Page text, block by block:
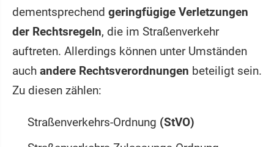
dementsprechend geringfügige Verletzungen
der Rechtsregeln, die im Straßenverkehr
auftreten. Allerdings können unter Umständen
auch andere Rechtsverordnungen beteiligt sein.
Zu diesen zählen:
Straßenverkehrs-Ordnung (StVO)